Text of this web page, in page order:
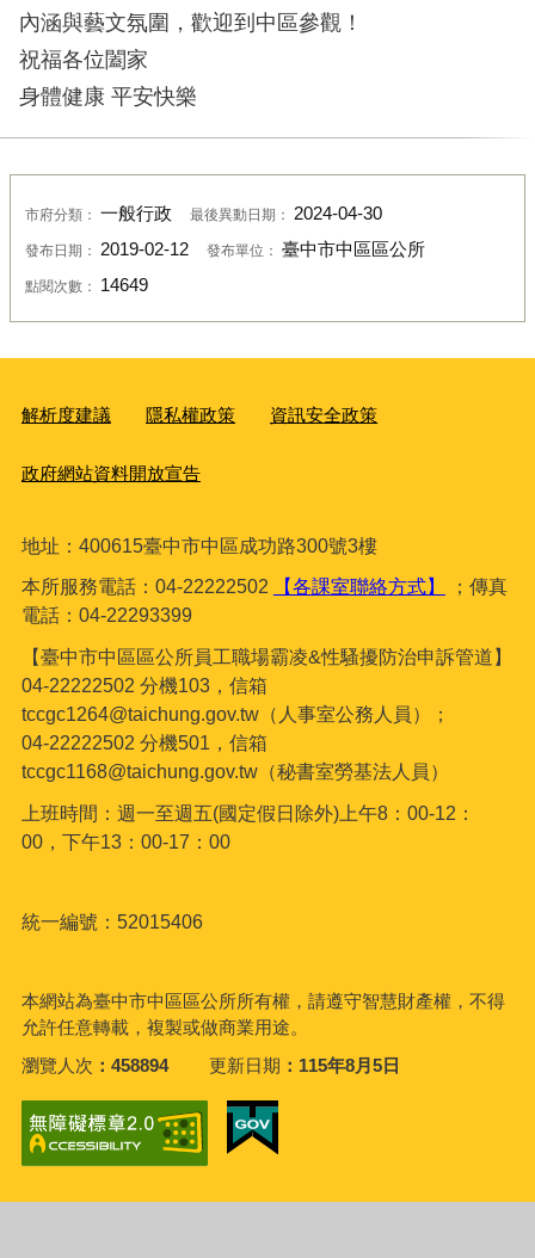
內涵與藝文氛圍，歡迎到中區參觀！
祝福各位闔家
身體健康 平安快樂
市府分類： 一般行政 最後異動日期： 2024-04-30
發布日期： 2019-02-12 發布單位： 臺中市中區區公所
點閱次數： 14649
解析度建議 隱私權政策 資訊安全政策
政府網站資料開放宣告
地址：400615臺中市中區成功路300號3樓
本所服務電話：04-22222502 【各課室聯絡方式】
；傳真
電話：04-22293399
【臺中市中區區公所員工職場霸凌&性騷擾防治申訴管道】
04-22222502 分機103，信箱
tccgc1264@taichung.gov.tw（人事室公務人員）；
04-22222502 分機501，信箱
tccgc1168@taichung.gov.tw（秘書室勞基法人員）
上班時間：週一至週五(國定假日除外)上午8：00-12：
00，下午13：00-17：00
統一編號：52015406
本網站為臺中市中區區公所所有權，請遵守智慧財產權，不得
允許任意轉載，複製或做商業用途。
瀏覽人次
458894 更新日期 115年8月5日